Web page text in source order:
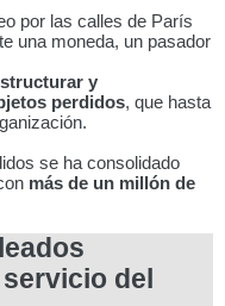
por las calles de París
una moneda, un pasador
y
perdidos, que hasta
se ha consolidado
más de un millón de
del